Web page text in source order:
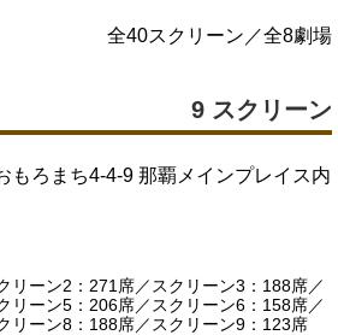
全40スクリーン／全8劇場
9 スクリーン
もろまち4-4-9 那覇メインプレイス内
リーン2：271席／スクリーン3：188席／
リーン5：206席／スクリーン6：158席／
リーン8：188席／スクリーン9：123席